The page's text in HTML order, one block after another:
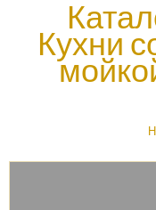
Кухни